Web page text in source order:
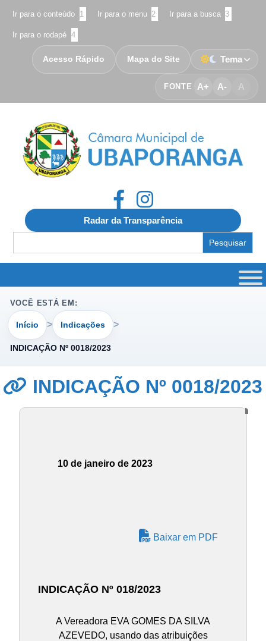
Ir para o conteúdo 1 Ir para o menu 2 Ir para a busca 3
Ir para o rodapé 4
FONTE A+ A- A
Acesso Rápido Mapa do Site Tema
Radar da Transparência
for:
VOCÊ ESTÁ EM:
Início Indicações
INDICAÇÃO Nº 0018/2023
INDICAÇÃO Nº 0018/2023
10 de janeiro de 2023
Baixar em PDF
INDICAÇÃO Nº 018/2023
A Vereadora EVA GOMES DA SILVA
AZEVEDO, usando das atribuições